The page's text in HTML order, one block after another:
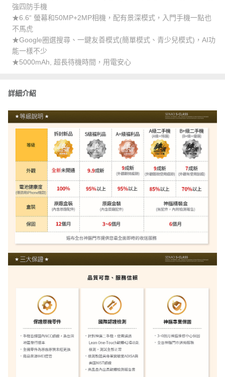
強四防手機
★6.6“ 螢幕和50MP+2MP相機，配有景深模式，入門手機一點也
不馬虎
★Google圈選搜尋、一鍵友善模式(簡單模式、青少兒模式)，AI功
能一樣不少
★5000mAh, 超長待機時間，用電安心
詳細介紹